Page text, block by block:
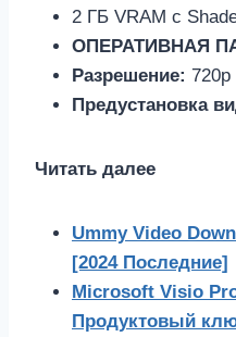
2 ГБ VRAM с
ОПЕРАТИВНАЯ
Разрешение: 720p
Предустановка
Читать далее
Ummy Video
[2024 Последние]
Microsoft Visio
Продуктовый